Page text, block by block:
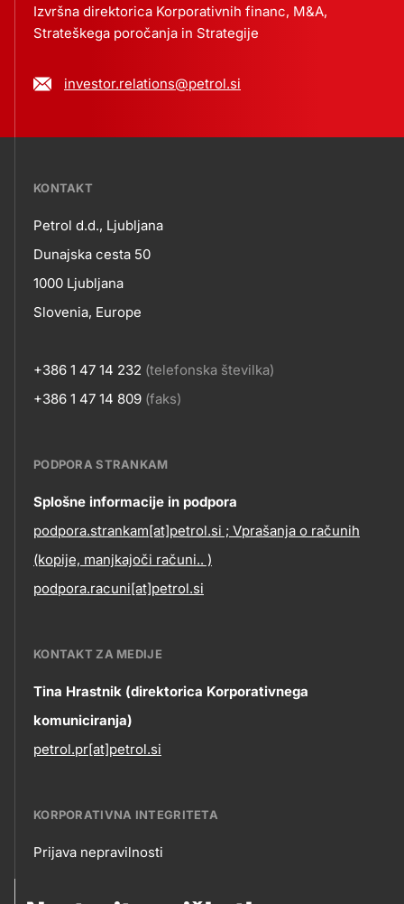
Izvršna direktorica Korporativnih financ, M&A,
Strateškega poročanja in Strategije
investor.relations@petrol.si
???
skupno.footer-
title???
KONTAKT
Kontakt
Petrol d.d., Ljubljana
Dunajska cesta 50
1000 Ljubljana
Slovenia, Europe
+386 1 47 14 232 (telefonska številka)
+386 1 47 14 809 (faks)
Contact
information
PODPORA STRANKAM
Splošne informacije in podpora
podpora.strankam[at]petrol.si ; Vprašanja o računih
(kopije, manjkajoči računi.. )
podpora.racuni[at]petrol.si
KONTAKT ZA MEDIJE
Tina Hrastnik (direktorica Korporativnega
komuniciranja)
petrol.pr[at]petrol.si
KORPORATIVNA INTEGRITETA
Prijava nepravilnosti